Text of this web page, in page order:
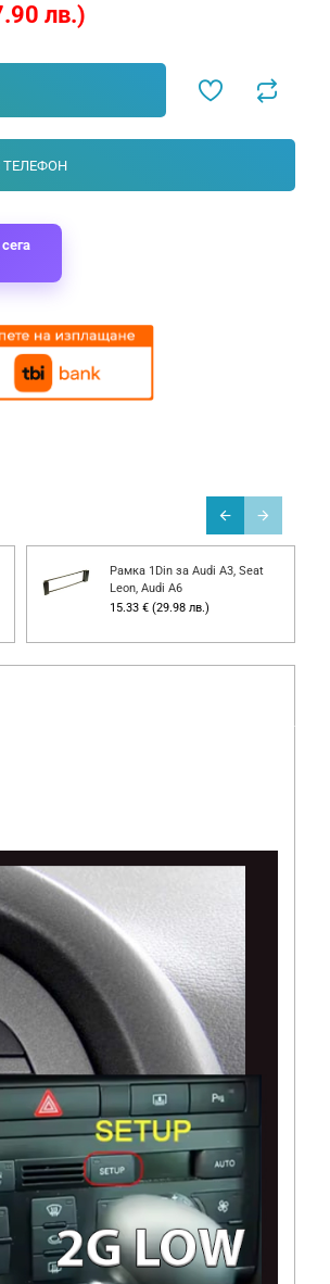
лв.)
ТЕЛЕФОН
Рамка 1Din за Audi A3, Seat
Leon, Audi A6
15.33 € (29.98 лв.)